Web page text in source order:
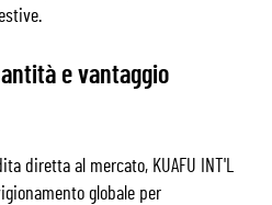
e vantaggio
diretta al mercato, KUAFU INT'L
globale per